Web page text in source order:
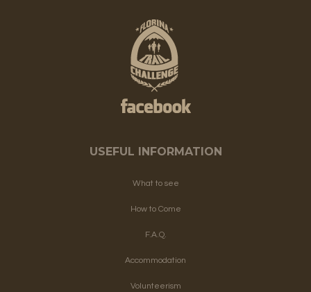
USEFUL INFORMATION
What to see
How to Come
F.A.Q.
Accommodation
Volunteerism